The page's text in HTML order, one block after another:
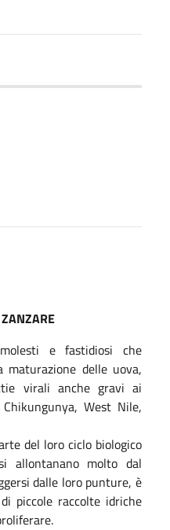
e fastidiosi che
delle uova,
virali anche gravi ai
West Nile,
del loro ciclo biologico
allontanano molto dal
dalle loro punture, è
piccole raccolte idriche